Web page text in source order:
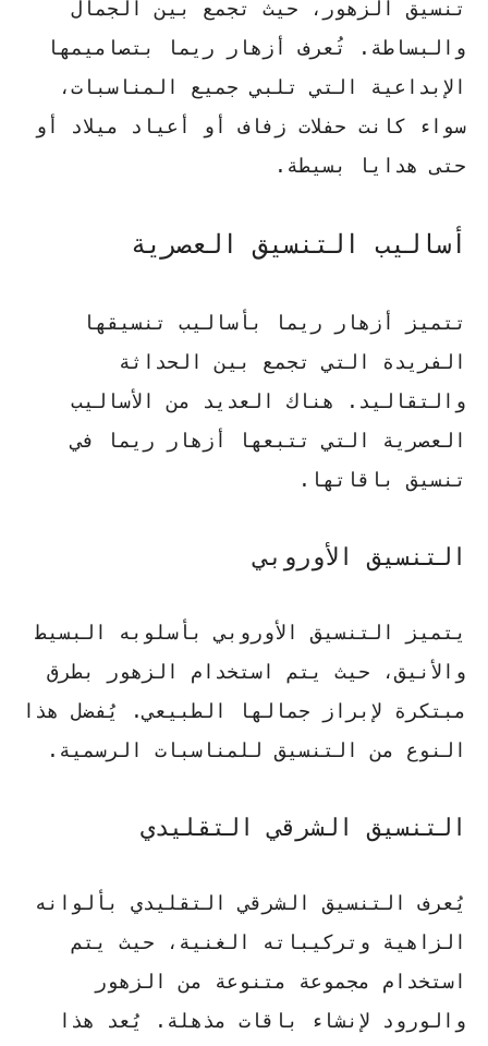
تنسيق الزهور، حيث تجمع بين الجمال
والبساطة. تُعرف أزهار ريما بتصاميمها
الإبداعية التي تلبي جميع المناسبات،
سواء كانت حفلات زفاف أو أعياد ميلاد أو
حتى هدايا بسيطة.
أساليب التنسيق العصرية
تتميز أزهار ريما بأساليب تنسيقها
الفريدة التي تجمع بين الحداثة
والتقاليد. هناك العديد من الأساليب
العصرية التي تتبعها أزهار ريما في
تنسيق باقاتها.
التنسيق الأوروبي
يتميز التنسيق الأوروبي بأسلوبه البسيط
والأنيق، حيث يتم استخدام الزهور بطرق
مبتكرة لإبراز جمالها الطبيعي.
يُفضل هذا
النوع من التنسيق للمناسبات الرسمية .
التنسيق الشرقي التقليدي
يُعرف التنسيق الشرقي التقليدي بألوانه
الزاهية وتركيباته الغنية، حيث يتم
استخدام مجموعة متنوعة من الزهور
والورود لإنشاء باقات مذهلة.
يُعد هذا